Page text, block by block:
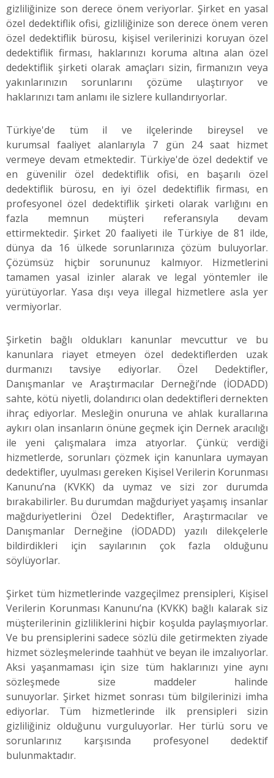
gizliliğinize son derece önem veriyorlar. Şirket en yasal
özel dedektiflik ofisi, gizliliğinize son derece önem veren
özel dedektiflik bürosu, kişisel verilerinizi koruyan özel
dedektiflik firması, haklarınızı koruma altına alan özel
dedektiflik şirketi olarak amaçları sizin, firmanızın veya
yakınlarınızın sorunlarını çözüme ulaştırıyor ve
haklarınızı tam anlamı ile sizlere kullandırıyorlar.
Türkiye'de tüm il ve ilçelerinde bireysel ve
kurumsal faaliyet alanlarıyla 7 gün 24 saat hizmet
vermeye devam etmektedir. Türkiye'de özel dedektif ve
en güvenilir özel dedektiflik ofisi, en başarılı özel
dedektiflik bürosu, en iyi özel dedektiflik firması, en
profesyonel özel dedektiflik şirketi olarak varlığını en
fazla memnun müşteri referansıyla devam
ettirmektedir. Şirket 20 faaliyeti ile Türkiye de 81 ilde,
dünya da 16 ülkede sorunlarınıza çözüm buluyorlar.
Çözümsüz hiçbir sorununuz kalmıyor. Hizmetlerini
tamamen yasal izinler alarak ve legal yöntemler ile
yürütüyorlar. Yasa dışı veya illegal hizmetlere asla yer
vermiyorlar.
Şirketin bağlı oldukları kanunlar mevcuttur ve bu
kanunlara riayet etmeyen özel dedektiflerden uzak
durmanızı tavsiye ediyorlar. Özel Dedektifler,
Danışmanlar ve Araştırmacılar Derneği’nde (İODADD)
sahte, kötü niyetli, dolandırıcı olan dedektifleri dernekten
ihraç ediyorlar. Mesleğin onuruna ve ahlak kurallarına
aykırı olan insanların önüne geçmek için Dernek aracılığı
ile yeni çalışmalara imza atıyorlar. Çünkü; verdiği
hizmetlerde, sorunları çözmek için kanunlara uymayan
dedektifler, uyulması gereken Kişisel Verilerin Korunması
Kanunu’na (KVKK) da uymaz ve sizi zor durumda
bırakabilirler. Bu durumdan mağduriyet yaşamış insanlar
mağduriyetlerini Özel Dedektifler, Araştırmacılar ve
Danışmanlar Derneğine (İODADD) yazılı dilekçelerle
bildirdikleri için sayılarının çok fazla olduğunu
söylüyorlar.
Şirket tüm hizmetlerinde vazgeçilmez prensipleri, Kişisel
Verilerin Korunması Kanunu’na (KVKK) bağlı kalarak siz
müşterilerinin gizliliklerini hiçbir koşulda paylaşmıyorlar.
Ve bu prensiplerini sadece sözlü dile getirmekten ziyade
hizmet sözleşmelerinde taahhüt ve beyan ile imzalıyorlar.
Aksi yaşanmaması için size tüm haklarınızı yine aynı
sözleşmede size maddeler halinde
sunuyorlar. Şirket hizmet sonrası tüm bilgilerinizi imha
ediyorlar. Tüm hizmetlerinde ilk prensipleri sizin
gizliliğiniz olduğunu vurguluyorlar. Her türlü soru ve
sorunlarınız karşısında profesyonel dedektif
bulunmaktadır.